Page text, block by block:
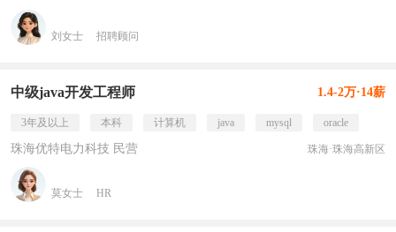
刘女士 招聘顾问
中级java开发工程师 1.4-2万·14薪
3年及以上 本科 计算机 java mysql oracle
珠海优特电力科技 民营 珠海·珠海高新区
莫女士 HR